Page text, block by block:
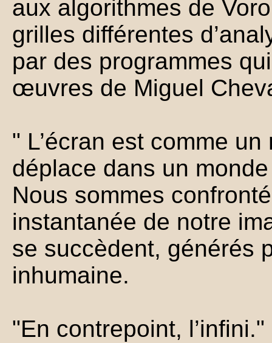
aux algorithmes de
grilles différentes
par des programmes
œuvres de Miguel
" L’écran est comme
déplace dans un
Nous sommes
instantanée de notre
se succèdent, générés
inhumaine.
"En contrepoint, l’infini."